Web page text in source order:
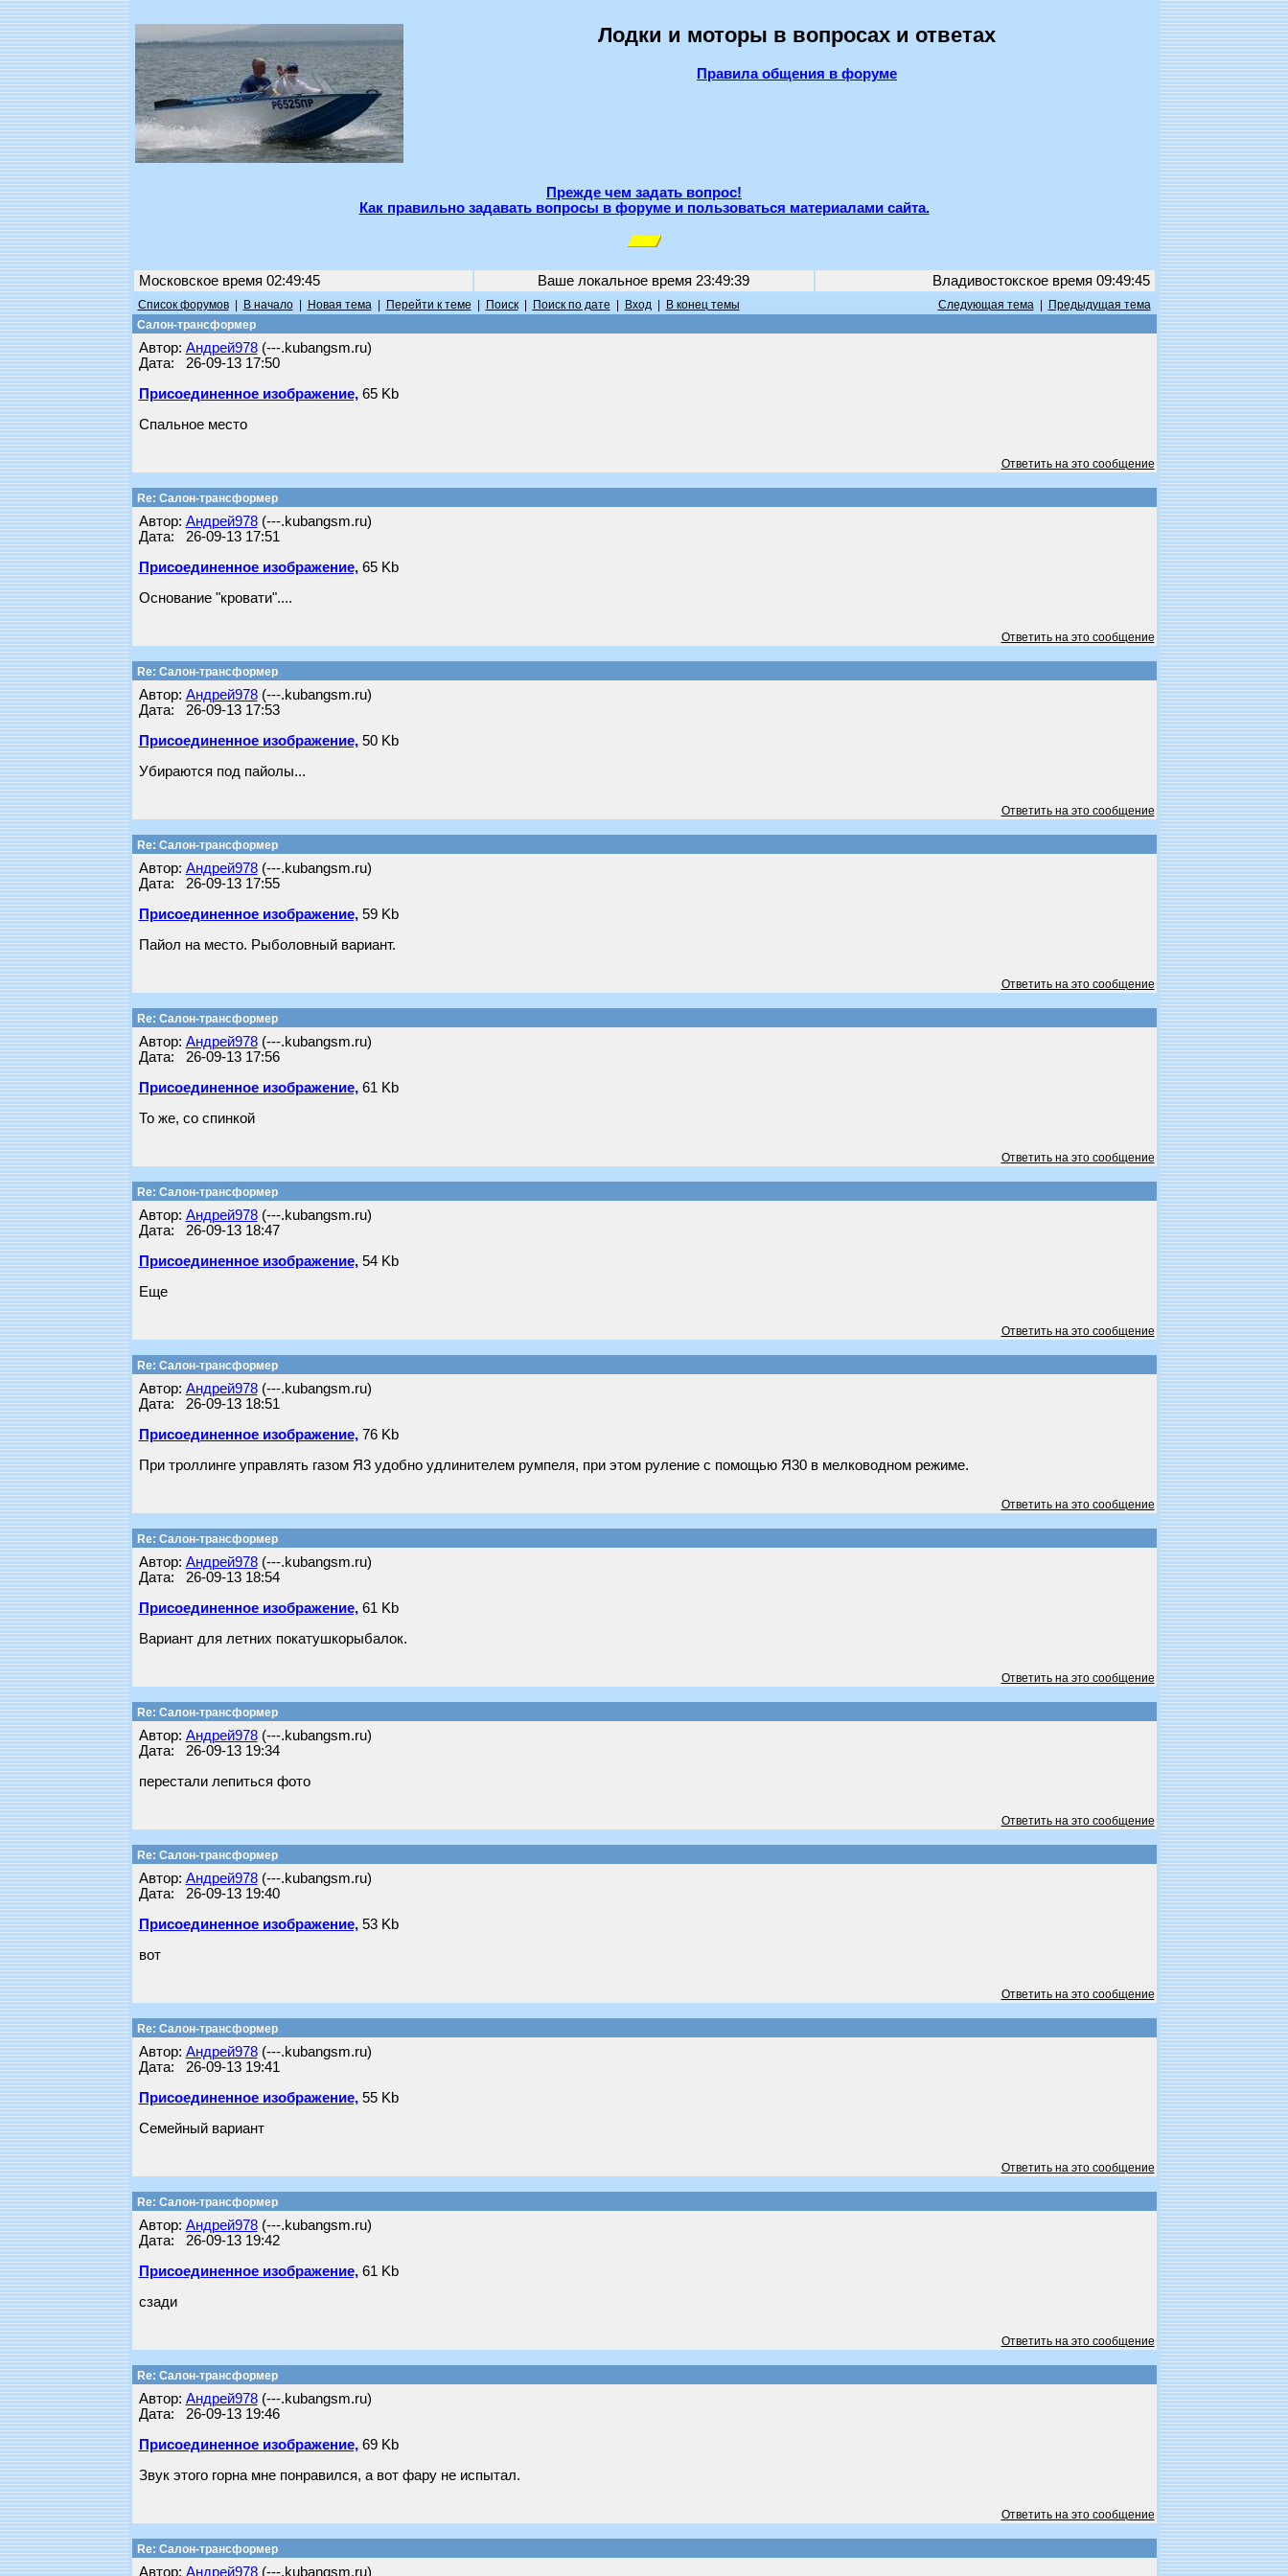
Лодки и моторы в вопросах и ответах
Правила общения в форуме
Прежде чем задать вопрос!
Как правильно задавать вопросы в форуме и пользоваться материалами сайта.
Московское время 02:49:45 Ваше локальное время 23:49:39 Владивостокское время 09:49:45
Список форумов| В начало| Новая тема| Перейти к теме Поиск| Поиск по дате Вход| В конец темы Следующая тема|
Предыдущая тема
Салон-трансформер
Автор: Андрей978(---.kubangsm.ru)
Дата: 26-09-13 17:50
Присоединенное изображение,65 Kb
Спальное место
Ответить на это сообщение
Re: Салон-трансформер
Автор: Андрей978(---.kubangsm.ru)
Дата: 26-09-13 17:51
Присоединенное изображение,65 Kb
Основание "кровати"....
Ответить на это сообщение
Re: Салон-трансформер
Автор: Андрей978(---.kubangsm.ru)
Дата: 26-09-13 17:53
Присоединенное изображение,50 Kb
Убираются под пайолы...
Ответить на это сообщение
Re: Салон-трансформер
Автор: Андрей978(---.kubangsm.ru)
Дата: 26-09-13 17:55
Присоединенное изображение,59 Kb
Пайол на место. Рыболовный вариант.
Ответить на это сообщение
Re: Салон-трансформер
Автор: Андрей978(---.kubangsm.ru)
Дата: 26-09-13 17:56
Присоединенное изображение,61 Kb
То же, со спинкой
Ответить на это сообщение
Re: Салон-трансформер
Автор: Андрей978(---.kubangsm.ru)
Дата: 26-09-13 18:47
Присоединенное изображение,54 Kb
Еще
Ответить на это сообщение
Re: Салон-трансформер
Автор: Андрей978(---.kubangsm.ru)
Дата: 26-09-13 18:51
Присоединенное изображение,76 Kb
При троллинге управлять газом Я3 удобно удлинителем румпеля, при этом руление с помощью Я30 в мелководном режиме.
Ответить на это сообщение
Re: Салон-трансформер
Автор: Андрей978(---.kubangsm.ru)
Дата: 26-09-13 18:54
Присоединенное изображение,61 Kb
Вариант для летних покатушкорыбалок.
Ответить на это сообщение
Re: Салон-трансформер
Автор: Андрей978(---.kubangsm.ru)
Дата: 26-09-13 19:34
перестали лепиться фото
Ответить на это сообщение
Re: Салон-трансформер
Автор: Андрей978(---.kubangsm.ru)
Дата: 26-09-13 19:40
Присоединенное изображение,53 Kb
вот
Ответить на это сообщение
Re: Салон-трансформер
Автор: Андрей978(---.kubangsm.ru)
Дата: 26-09-13 19:41
Присоединенное изображение,55 Kb
Семейный вариант
Ответить на это сообщение
Re: Салон-трансформер
Автор: Андрей978(---.kubangsm.ru)
Дата: 26-09-13 19:42
Присоединенное изображение,61 Kb
сзади
Ответить на это сообщение
Re: Салон-трансформер
Автор: Андрей978(---.kubangsm.ru)
Дата: 26-09-13 19:46
Присоединенное изображение,69 Kb
Звук этого горна мне понравился, а вот фару не испытал.
Ответить на это сообщение
Re: Салон-трансформер
Автор: Андрей978(---.kubangsm.ru)